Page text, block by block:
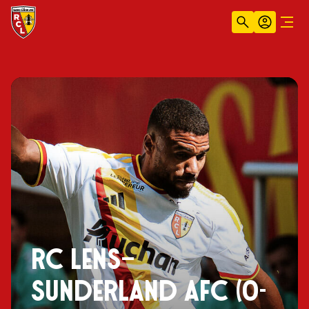
Recherche
RC LENS–
SUNDERLAND AFC (0-